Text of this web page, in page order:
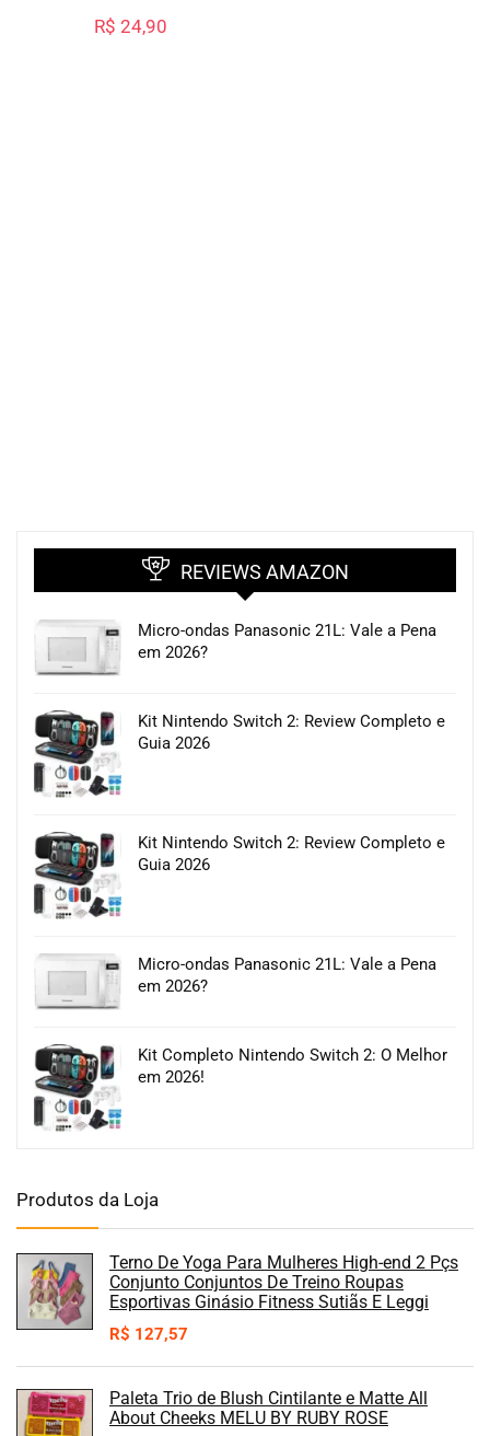
R$ 24,90
REVIEWS AMAZON
Micro-ondas Panasonic 21L: Vale a Pena
em 2026?
Kit Nintendo Switch 2: Review Completo e
Guia 2026
Kit Nintendo Switch 2: Review Completo e
Guia 2026
Micro-ondas Panasonic 21L: Vale a Pena
em 2026?
Kit Completo Nintendo Switch 2: O Melhor
em 2026!
Produtos da Loja
Terno De Yoga Para Mulheres High-end 2 Pçs
Conjunto Conjuntos De Treino Roupas
Esportivas Ginásio Fitness Sutiãs E Leggi
R$ 127,57
Paleta Trio de Blush Cintilante e Matte All
About Cheeks MELU BY RUBY ROSE